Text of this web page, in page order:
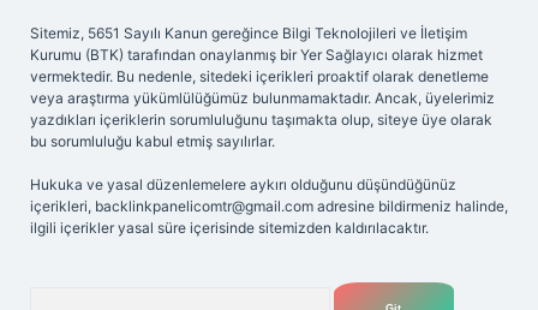
Sitemiz, 5651 Sayılı Kanun gereğince Bilgi Teknolojileri ve İletişim
Kurumu (BTK) tarafından onaylanmış bir Yer Sağlayıcı olarak hizmet
vermektedir. Bu nedenle, sitedeki içerikleri proaktif olarak denetleme
veya araştırma yükümlülüğümüz bulunmamaktadır. Ancak, üyelerimiz
yazdıkları içeriklerin sorumluluğunu taşımakta olup, siteye üye olarak
bu sorumluluğu kabul etmiş sayılırlar.
Hukuka ve yasal düzenlemelere aykırı olduğunu düşündüğünüz
içerikleri, backlinkpanelicomtr@gmail.com adresine bildirmeniz halinde,
ilgili içerikler yasal süre içerisinde sitemizden kaldırılacaktır.